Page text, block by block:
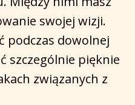
swojej wizji.
podczas dowolnej
szczególnie pięknie
związanych z